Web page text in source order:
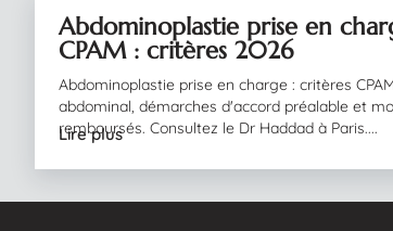
05/08/2026
Abdominoplastie prise en
CPAM : critères 2026
Abdominoplastie prise en charge : critères
abdominal, démarches d'accord préalable et
remboursés. Consultez le Dr Haddad à Paris....
Lire plus